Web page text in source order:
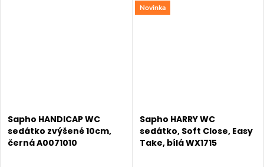
• Tvar: Pro konkrétní WC •
Sapho HANDICAP WC
sedátko zvýšené 10cm,
černá A0071010
Novinka
Sapho HARRY WC
sedátko, Soft Close, Easy
Take, bílá WX1715